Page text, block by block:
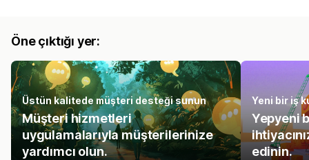
Öne çıktığı yer:
Üstün kalitede müşteri desteği sunun
Müşteri hizmetleri
uygulamalarıyla müşterilerinize
yardımcı olun.
Yeni bir iş
Yepyeni
edinin.